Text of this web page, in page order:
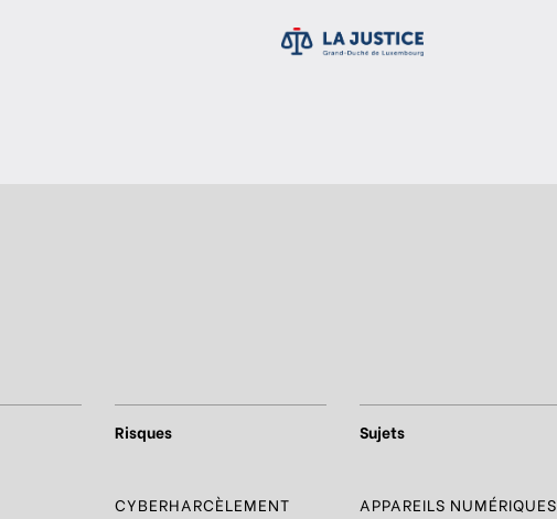
Risques
CYBERHARCÈLEMENT
Sujets
APPAREILS NUMÉRIQUES